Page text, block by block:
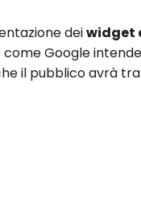
deiwidget
Google
il pubblico avrà